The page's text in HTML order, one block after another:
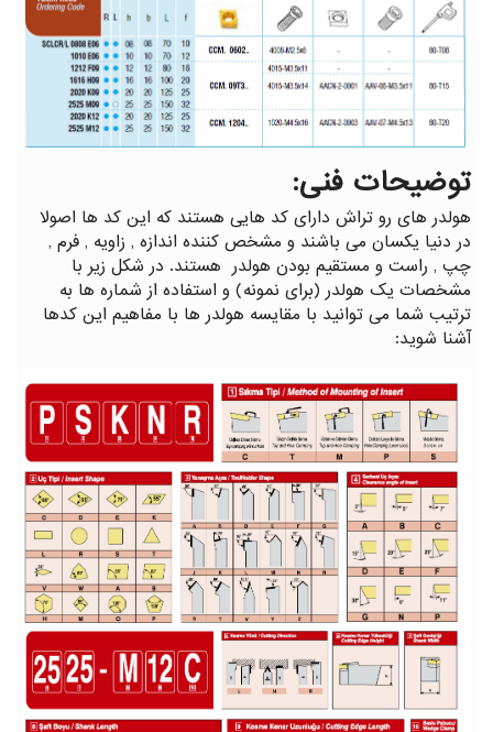
توضیحات فنی:
هولدر های رو تراش دارای کد هایی هستند که این کد ها اصولا
در دنیا یکسان می باشند و مشخص کننده اندازه , زاویه , فرم ,
چپ , راست و مستقیم بودن هولدر هستند. در شکل زیر با
مشخصات یک هولدر (برای نمونه) و استفاده از شماره ها به
ترتیب شما می توانید با مقایسه هولدر ها با مفاهیم این کدها
آشنا شوید: